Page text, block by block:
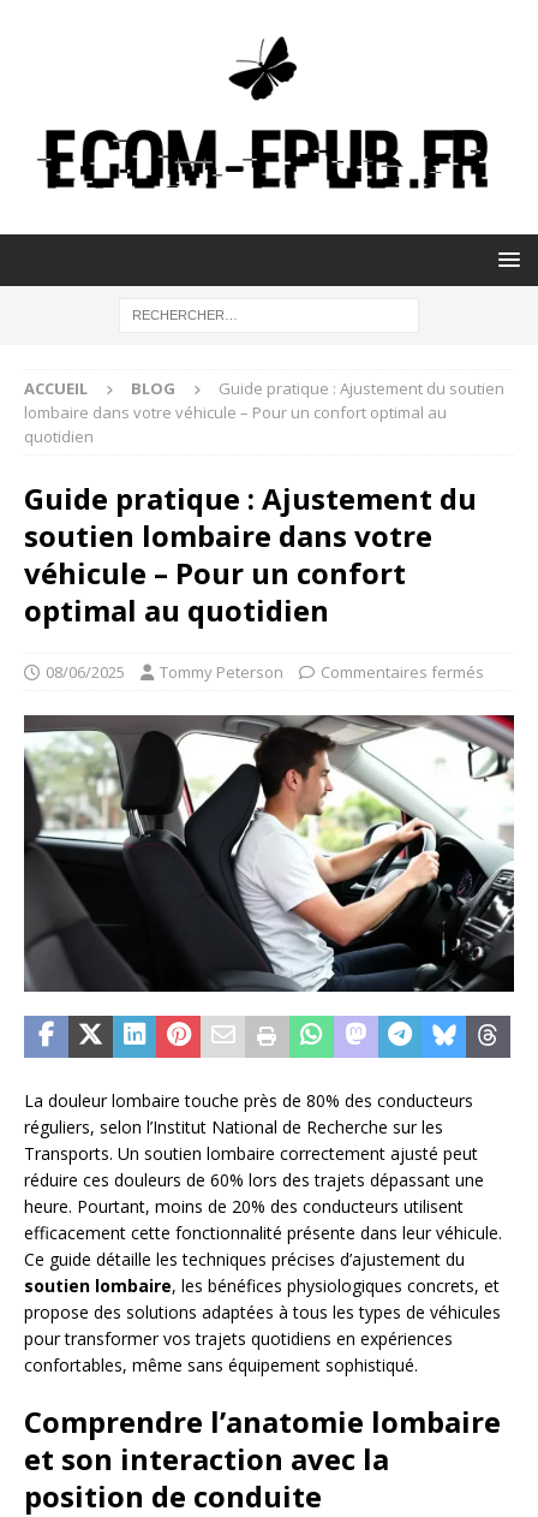
ACCUEIL BLOG
Guide pratique : Ajustement du soutien
lombaire dans votre véhicule – Pour un confort optimal au
quotidien
Guide pratique : Ajustement du
soutien lombaire dans votre
véhicule – Pour un confort
optimal au quotidien
08/06/2025 Tommy Peterson Commentaires fermés
La douleur lombaire touche près de 80% des conducteurs
réguliers, selon l’Institut National de Recherche sur les
Transports. Un soutien lombaire correctement ajusté peut
réduire ces douleurs de 60% lors des trajets dépassant une
heure. Pourtant, moins de 20% des conducteurs utilisent
efficacement cette fonctionnalité présente dans leur véhicule.
Ce guide détaille les techniques précises d’ajustement du
soutien lombaire, les bénéfices physiologiques concrets, et
propose des solutions adaptées à tous les types de véhicules
pour transformer vos trajets quotidiens en expériences
confortables, même sans équipement sophistiqué.
Comprendre l’anatomie lombaire
et son interaction avec la
position de conduite